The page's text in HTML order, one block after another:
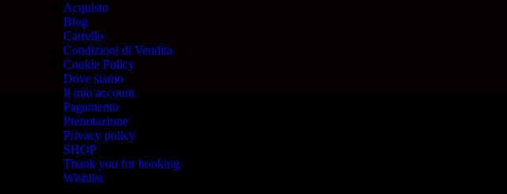
Acquisto
Blog
Carrello
Condizioni di Vendita
Cookie Policy
Dove siamo
Il mio account
Pagamento
Prenotazione
Privacy policy
SHOP
Thank you for booking
Wishlist